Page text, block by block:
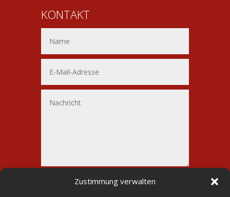
Zustimmung verwalten
KONTAKT
9 + 10= Senden